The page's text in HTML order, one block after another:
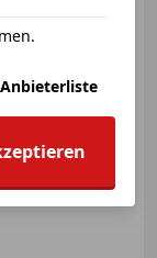
Anbieterliste